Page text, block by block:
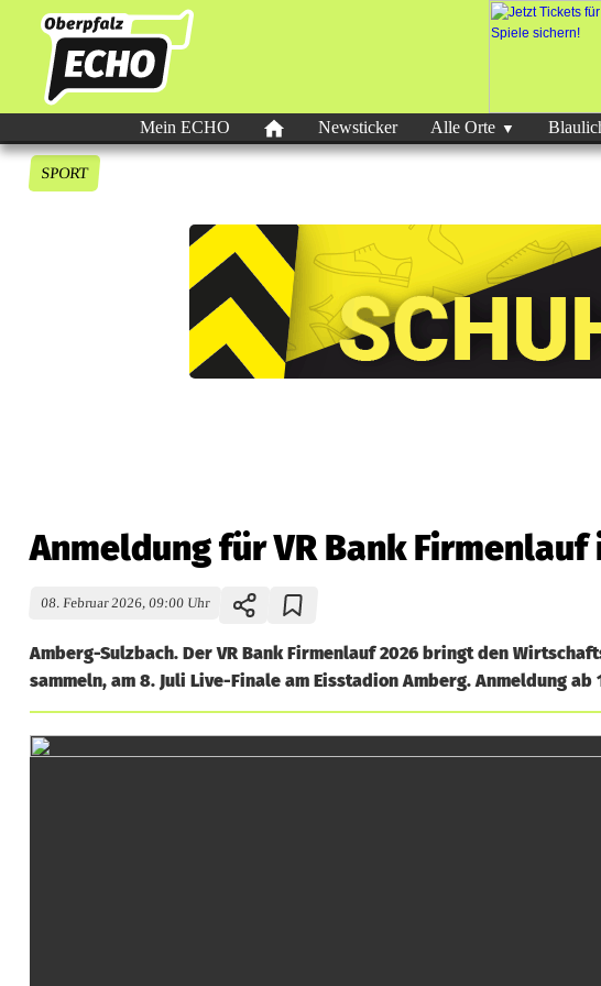
Mein ECHO Newsticker Alle Orte
SPORT
Anmeldung für VR Bank
08. Februar 2026, 09:00 Uhr
Amberg-Sulzbach. Der VR Bank Firmenlauf 2026 bringt den
sammeln, am 8. Juli Live-Finale am Eisstadion Amberg. Anmeldung
A